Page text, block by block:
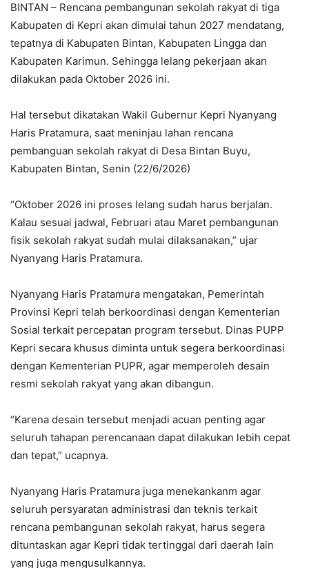
BINTAN – Rencana pembangunan sekolah rakyat di tiga
Kabupaten di Kepri akan dimulai tahun 2027 mendatang,
tepatnya di Kabupaten Bintan, Kabupaten Lingga dan
Kabupaten Karimun. Sehingga lelang pekerjaan akan
dilakukan pada Oktober 2026 ini.
Hal tersebut dikatakan Wakil Gubernur Kepri Nyanyang
Haris Pratamura, saat meninjau lahan rencana
pembanguan sekolah rakyat di Desa Bintan Buyu,
Kabupaten Bintan, Senin (22/6/2026)
“Oktober 2026 ini proses lelang sudah harus berjalan.
Kalau sesuai jadwal, Februari atau Maret pembangunan
fisik sekolah rakyat sudah mulai dilaksanakan,” ujar
Nyanyang Haris Pratamura.
Nyanyang Haris Pratamura mengatakan, Pemerintah
Provinsi Kepri telah berkoordinasi dengan Kementerian
Sosial terkait percepatan program tersebut. Dinas PUPP
Kepri secara khusus diminta untuk segera berkoordinasi
dengan Kementerian PUPR, agar memperoleh desain
resmi sekolah rakyat yang akan dibangun.
“Karena desain tersebut menjadi acuan penting agar
seluruh tahapan perencanaan dapat dilakukan lebih cepat
dan tepat,” ucapnya.
Nyanyang Haris Pratamura juga menekankanm agar
seluruh persyaratan administrasi dan teknis terkait
rencana pembangunan sekolah rakyat, harus segera
dituntaskan agar Kepri tidak tertinggal dari daerah lain
yang juga mengusulkannya.